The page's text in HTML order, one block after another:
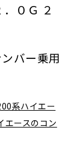
０Ｇ ２
バー乗用
系ハイエー
エースのコン